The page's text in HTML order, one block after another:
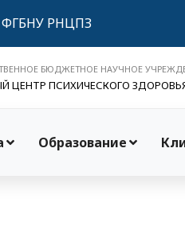
РНЦПЗ
БЮДЖЕТНОЕ НАУЧНОЕ
ЦЕНТР ПСИХИЧЕСКОГО
Образование